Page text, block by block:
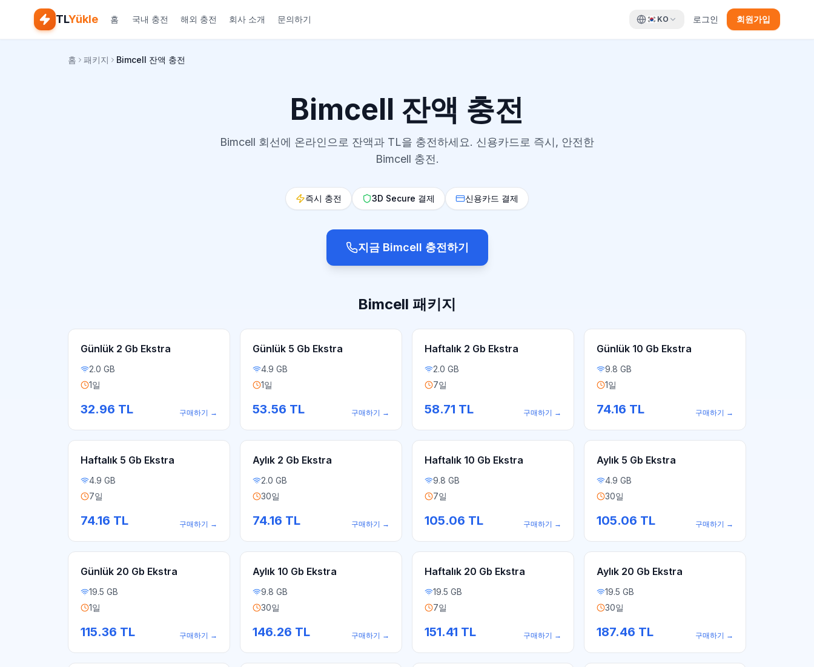
TLYükle 홈 국내 충전 해외 충전 회사 소개 문의하기 KO 로그인 회원가입
홈 패키지 Bimcell 잔액 충전
Bimcell 잔액 충전
Bimcell 회선에 온라인으로 잔액과 TL을 충전하세요. 신용카드로 즉시, 안전한
Bimcell 충전.
즉시 충전 3D Secure 결제 신용카드 결제
지금 Bimcell 충전하기
Bimcell 패키지
Günlük 2 Gb Ekstra
2.0 GB
1일
32.96 TL 구매하기 →
Günlük 5 Gb Ekstra
4.9 GB
1일
53.56 TL 구매하기 →
Haftalık 2 Gb Ekstra
2.0 GB
7일
58.71 TL 구매하기 →
Günlük 10 Gb Ekstra
9.8 GB
1일
74.16 TL 구매하기 →
Haftalık 5 Gb Ekstra
4.9 GB
7일
74.16 TL 구매하기 →
Aylık 2 Gb Ekstra
2.0 GB
30일
74.16 TL 구매하기 →
Haftalık 10 Gb Ekstra
9.8 GB
7일
105.06 TL 구매하기 →
Aylık 5 Gb Ekstra
4.9 GB
30일
105.06 TL 구매하기 →
Günlük 20 Gb Ekstra
19.5 GB
1일
115.36 TL 구매하기 →
Aylık 10 Gb Ekstra
9.8 GB
30일
146.26 TL 구매하기 →
Haftalık 20 Gb Ekstra
19.5 GB
7일
151.41 TL 구매하기 →
Aylık 20 Gb Ekstra
19.5 GB
30일
187.46 TL 구매하기 →